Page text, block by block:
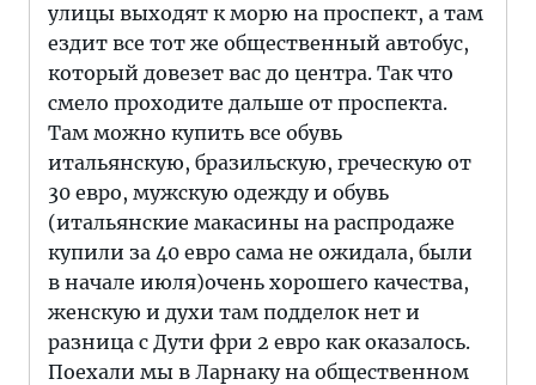
улицы выходят к морю на проспект, а там
ездит все тот же общественный автобус,
который довезет вас до центра. Так что
смело проходите дальше от проспекта.
Там можно купить все обувь
итальянскую, бразильскую, греческую от
30 евро, мужскую одежду и обувь
(итальянские макасины на распродаже
купили за 40 евро сама не ожидала, были
в начале июля)очень хорошего качества,
женскую и духи там подделок нет и
разница с Дути фри 2 евро как оказалось.
Поехали мы в Ларнаку на общественном